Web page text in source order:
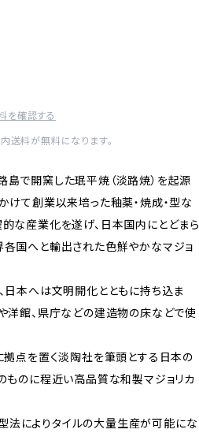
を確認する
送料が無料になります。
で開窯した珉平焼（淡路焼）を起源
けて創業以来培った釉薬・焼成・型な
な産業化を遂げ、日本国内にとどまら
国へと輸出された色鮮やかなマジョ
日本へは文明開化とともに持ち込ま
洋館、県庁などの建造物の床などで使
点を置く淡陶社を筆頭とする日本の
ものに程近い高品質な和製マジョリカ
法によりタイルの大量生産が可能にな